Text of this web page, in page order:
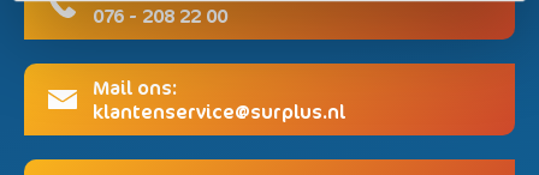
076 - 208 22 00
Mail ons:
klantenservice@surplus.nl